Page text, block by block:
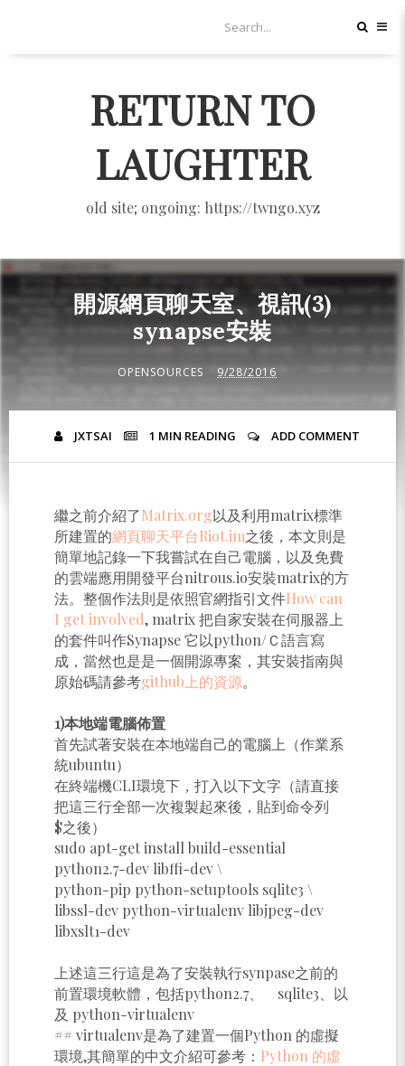
RETURN TO
LAUGHTER
old site; ongoing: https://twngo.xyz
開源網頁聊天室、視訊(3)
synapse安裝
OPENSOURCES 9/28/2016
JXTSAI 1 MIN READING ADD COMMENT
繼之前介紹了Matrix.org以及利用matrix標準
所建置的網頁聊天平台Riot.im之後，本文則是
簡單地記錄一下我嘗試在自己電腦，以及免費
的雲端應用開發平台nitrous.io安裝matrix的方
法。整個作法則是依照官網指引文件How can
I get involved, matrix 把自家安裝在伺服器上
的套件叫作Synapse 它以python/Ｃ語言寫
成，當然也是是一個開源專案，其安裝指南與
原始碼請參考github上的資源。
1)本地端電腦佈置
首先試著安裝在本地端自己的電腦上（作業系
統ubuntu）
在終端機CLI環境下，打入以下文字（請直接
把這三行全部一次複製起來後，貼到命令列
$之後）
sudo apt-get install build-essential
python2.7-dev libffi-dev \
python-pip python-setuptools sqlite3 \
libssl-dev python-virtualenv libjpeg-dev
libxslt1-dev
上述這三行這是為了安裝執行synpase之前的
前置環境軟體，包括python2.7、 sqlite3、以
及 python-virtualenv
## virtualenv是為了建置一個Python 的虛擬
環境,其簡單的中文介紹可參考： Python 的虛